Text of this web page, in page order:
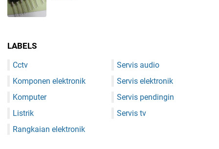
LABELS
Cctv
Komponen elektronik
Komputer
Listrik
Rangkaian elektronik
Servis audio
Servis elektronik
Servis pendingin
Servis tv